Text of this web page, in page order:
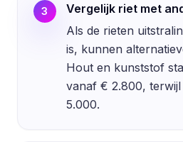
3
Vergelijk riet met
Als de rieten
is, kunnen
Hout en kunststof
vanaf € 2.800,
5.000.